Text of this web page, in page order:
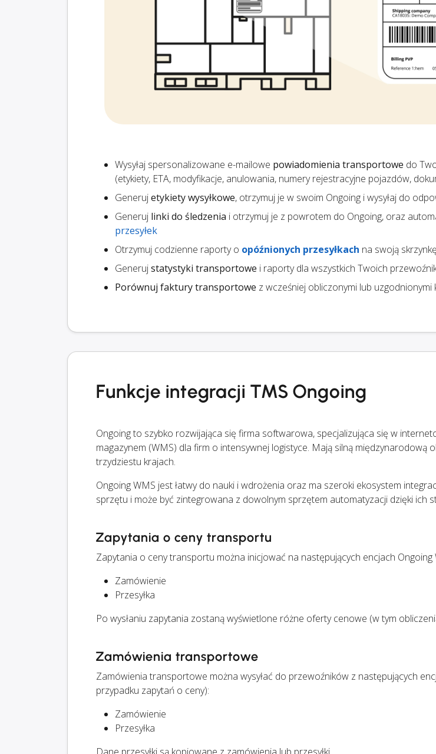
Wysyłaj spersonalizowane e-mailowe powiadomienia transportowe do
(etykiety, ETA, modyfikacje, anulowania, numery rejestracyjne pojazdów,
Generujetykiety wysyłkowe, otrzymuj je w swoim Ongoing i wysyłaj do
Generuj linki do śledzenia i otrzymuj je z powrotem do Ongoing, oraz
przesyłek
Otrzymuj codzienne raporty o opóźnionych przesyłkach na swoją
Generujstatystyki transportowe i raporty dla wszystkich Twoich
Porównuj faktury transportowe z wcześniej obliczonymi lub uzgodnionymi
Funkcje integracji TMS Ongoing
Ongoing to szybko rozwijająca się firma softwarowa, specjalizująca się w
magazynem (WMS) dla firm o intensywnej logistyce. Mają silną międzynarodową
trzydziestu krajach.
Ongoing WMS jest łatwy do nauki i wdrożenia oraz ma szeroki ekosystem
sprzętu i może być zintegrowana z dowolnym sprzętem automatyzacji dzięki ich
Zapytania o ceny transportu
Zapytania o ceny transportu można inicjować na następujących encjach Ongoing
Zamówienie
Przesyłka
Po wysłaniu zapytania zostaną wyświetlone różne oferty cenowe (w tym
Zamówienia transportowe
Zamówienia transportowe można wysyłać do przewoźników z następujących
przypadku zapytań o ceny):
Zamówienie
Przesyłka